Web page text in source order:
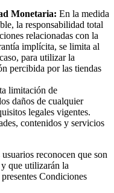
Monetaria: En la medida
la responsabilidad total
relacionadas con la
implícita, se limita al
para utilizar la
percibida por las tiendas
limitación de
daños de cualquier
legales vigentes.
contenidos y servicios
reconocen que son
que utilizarán la
Condiciones